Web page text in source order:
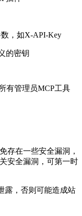
数，如X-API-Key
的密钥
有管理员MCP工具
存在一些安全漏洞，
安全漏洞，可第一时
露，否则可能造成站